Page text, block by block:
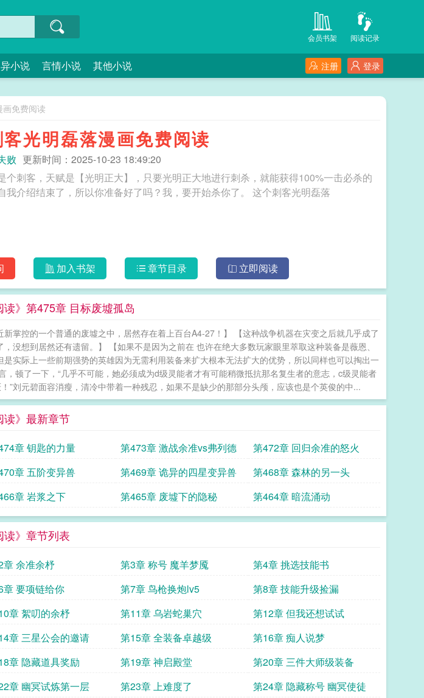
阅读记录
会员书架
小说 言情小说 其他小说 登录
注册
免费阅读
光明磊落漫画免费阅读
败 更新时间：2025-10-23 18:49:20
个刺客，天赋是【光明正大】，只要光明正大地进行刺杀，就能获得100%一击必杀的
效果。我的自我介绍结束了，所以你准备好了吗？我，要开始杀你了。 这个刺客光明磊落
加入书架 章节目录 立即阅读
读》第475章 目标废墟孤岛
新掌控的一个普通的废墟之中，居然存在着上百台A4-27！】 【这种战争机器在灾变之后就几乎成了
没想到居然还有遗留。】 【如果不是因为之前在 也许在绝大多数玩家眼里萃取这种装备是薇恩、
实际上一些前期强势的英雄因为无需利用装备来扩大根本无法扩大的优势，所以同样也可以掏出一
，顿了一下，“几乎不可能，她必须成为d级灵能者才有可能稍微抵抗那名复生者的意志，c级灵能者
”刘元碧面容消瘦，清冷中带着一种残忍，如果不是缺少的那部分头颅，应该也是个英俊的中...
读》最新章节
章 钥匙的力量 第473章 激战余准vs弗列德
第472章 回归余准的怒火
章 五阶变异兽 第469章 诡异的四星变异兽
第468章 森林的另一头
章 岩浆之下 第465章 废墟下的隐秘 第464章 暗流涌动
读》章节列表
章 余准余杼 第3章 称号 魔羊梦魇
第4章 挑选技能书
章 要项链给你 第7章 鸟枪换炮lv5
第8章 技能升级捡漏
章 絮叨的余杼 第11章 乌岩蛇巢穴
第12章 但我还想试试
章 三星公会的邀请 第15章 全装备卓越级
第16章 痴人说梦
章 隐藏道具奖励 第19章 神启殿堂
第20章 三件大师级装备
章 幽冥试炼第一层 第23章 上难度了
第24章 隐藏称号 幽冥使徒